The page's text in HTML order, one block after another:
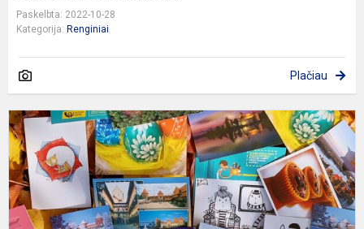
Paskelbta: 2022-10-28
Kategorija: Renginiai
Plačiau